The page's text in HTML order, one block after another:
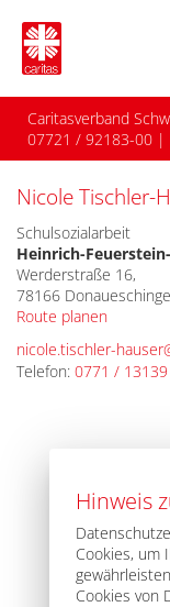
Caritasverband
07721 / 92183-00 |
Nicole Tischler-
Schulsozialarbeit
Heinrich-
Werderstraße 16,
78166
Route planen
nicole.tischler-
Telefon: 0771 / 13139
Hinweis
Cookies, um
Cookies von